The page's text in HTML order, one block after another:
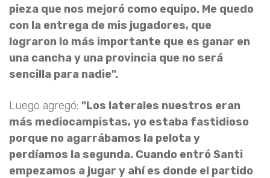
pieza que nos mejoró como equipo. Me quedo
con la entrega de mis jugadores, que
lograron lo más importante que es ganar en
una cancha y una provincia que no será
sencilla para nadie".
Luego agregó: "Los laterales nuestros eran
más mediocampistas, yo estaba fastidioso
porque no agarrábamos la pelota y
perdíamos la segunda. Cuando entró Santi
empezamos a jugar y ahí es donde el partido